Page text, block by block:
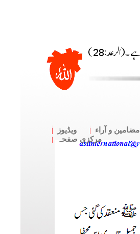
مضامین و آراء
ویڈیوز
مرکزی صفحہ